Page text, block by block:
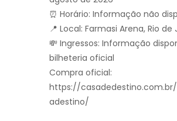
⏰ Horário: Informação não
📍 Local: Farmasi Arena, Rio de
💸 Ingressos: Informação
bilheteria oficial
Compra oficial:
https://
adestino/